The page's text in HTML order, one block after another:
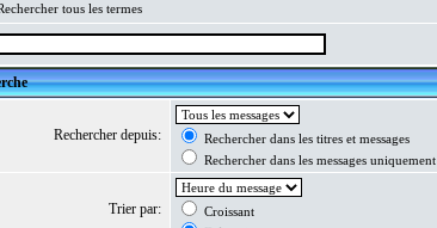
tous les termes
Rechercher depuis:
Rechercher dans les titres et messages
Rechercher dans les messages uniquement
Trier par:
Croissant